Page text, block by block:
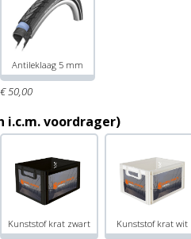
Antileklaag 5 mm
€50,00
i.c.m. voordrager)
Kunststof krat zwart Kunststof krat wit